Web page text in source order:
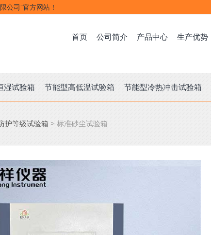
公司”官方网站！
首页 公司简介 产品中心 生产优势
湿试验箱 节能型高低温试验箱 节能型冷热冲击试验箱
护等级试验箱 > 标准砂尘试验箱